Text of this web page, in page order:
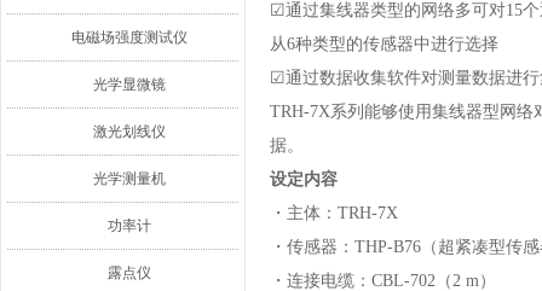
电磁场强度测试仪
光学显微镜
激光划线仪
光学测量机
功率计
露点仪
☑通过集线器类型的网络多可对15
从6种类型的传感器中进行选择
☑通过数据收集软件对测量数据进
TRH-7X系列能够使用集线器型网
据。
设定内容
・主体：TRH-7X
・传感器：THP-B76（超紧凑型传
・连接电缆：CBL-702（2 m）